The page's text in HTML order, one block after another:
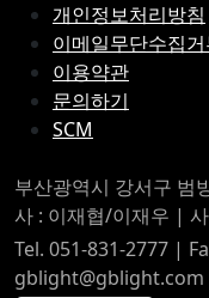
개인정보처리방침
이메일무단수집
이용약관
문의하기
SCM
부산광역시 강서구 범
사 : 이재협/이재우 |
Tel. 051-831-2777 |
gblight@gblight.com